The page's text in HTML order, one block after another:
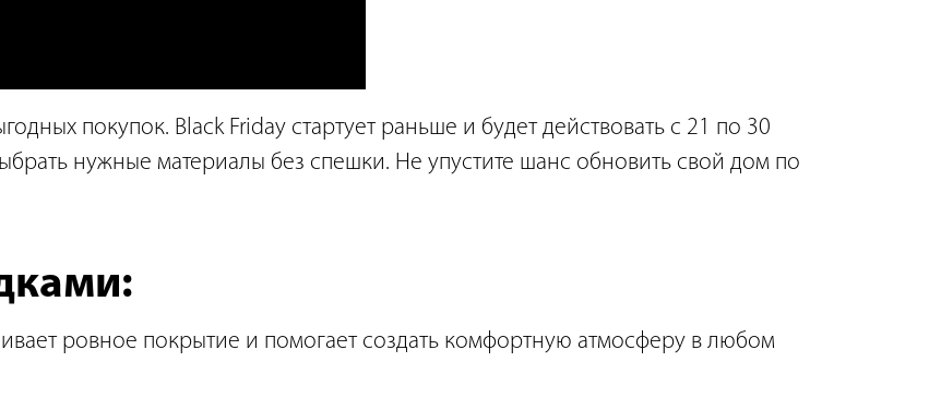
покупок. Black Friday стартует раньше и будет действовать с 21 по 30
нужные материалы без спешки. Не упустите шанс обновить свой дом по
ровное покрытие и помогает создать комфортную атмосферу в любом